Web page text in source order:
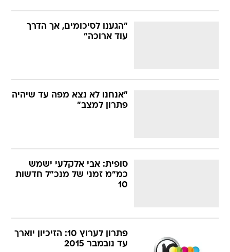
"הגענו לסיכומים, אך הדרך
עוד ארוכה"
"אנחנו לא נצא מפה עד שיהיה
פתרון למצב"
סופית: אבי אלקלעי ישמש
כמ"מ זמני של מנכ"ל חדשות
10
פתרון לערוץ 10: הזיכיון יוארך
עד נובמבר 2015